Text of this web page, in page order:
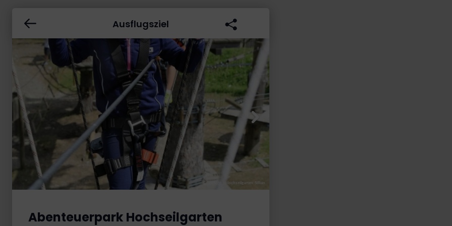
Ausflugsziel
Copyright Hochseilgarten Sillian
Abenteuerpark Hochseilgarten